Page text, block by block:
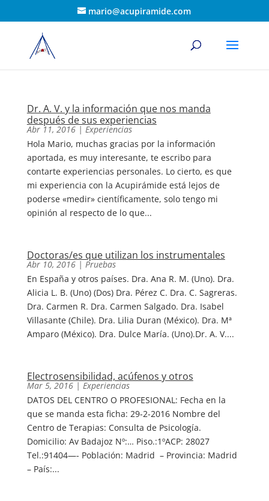
mario@acupiramide.com
Dr. A. V. y la información que nos manda
después de sus experiencias
Abr 11, 2016| Experiencias
Hola Mario, muchas gracias por la información
aportada, es muy interesante, te escribo para
contarte experiencias personales. Lo cierto, es que
mi experiencia con la Acupirámide está lejos de
poderse «medir» científicamente, solo tengo mi
opinión al respecto de lo que...
Doctoras/es que utilizan los instrumentales
Abr 10, 2016| Pruebas
En España y otros países. Dra. Ana R. M. (Uno). Dra.
Alicia L. B. (Uno) (Dos) Dra. Pérez C. Dra. C. Sagreras.
Dra. Carmen R. Dra. Carmen Salgado. Dra. Isabel
Villasante (Chile). Dra. Lilia Duran (México). Dra. Mª
Amparo (México). Dra. Dulce María. (Uno).Dr. A. V....
Electrosensibilidad, acúfenos y otros
Mar 5, 2016| Experiencias
DATOS DEL CENTRO O PROFESIONAL: Fecha en la
que se manda esta ficha: 29-2-2016 Nombre del
Centro de Terapias: Consulta de Psicología.
Domicilio: Av Badajoz Nº:… Piso.:1ºACP: 28027
Tel.:91404—- Población: Madrid – Provincia: Madrid
– País:...